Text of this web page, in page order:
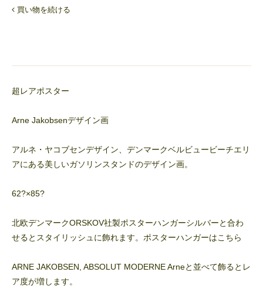
買い物を続ける
超レアポスター
Arne Jakobsenデザイン画
アルネ・ヤコブセンデザイン、デンマークベルビュービーチエリ
アにある美しいガソリンスタンドのデザイン画。
62?×85?
北欧デンマークORSKOV社製ポスターハンガーシルバーと合わ
せるとスタイリッシュに飾れます。ポスターハンガーはこちら
ARNE JAKOBSEN, ABSOLUT MODERNE Arneと並べて飾るとレ
ア度が増します。